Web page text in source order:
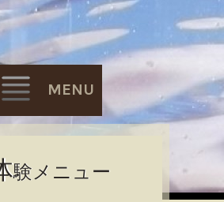
MENU
to験メニュー